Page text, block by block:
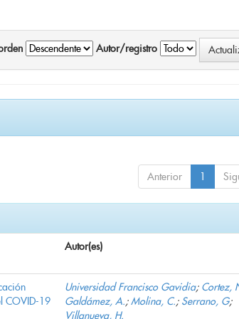
Autor/registro
Anterior 1
Autor(es)
COVID-19
Universidad Francisco Gavidia; Cortez,
Galdámez, A.;Molina, C.; Serrano, G;
Villanueva, H.